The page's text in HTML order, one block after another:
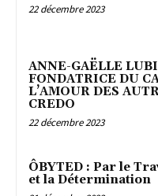
22 décembre 2023
ANNE-GAËLLE
FONDATRICE DU
L’AMOUR DES
CREDO
22 décembre 2023
ÔBYTED : Par le
et la Détermination